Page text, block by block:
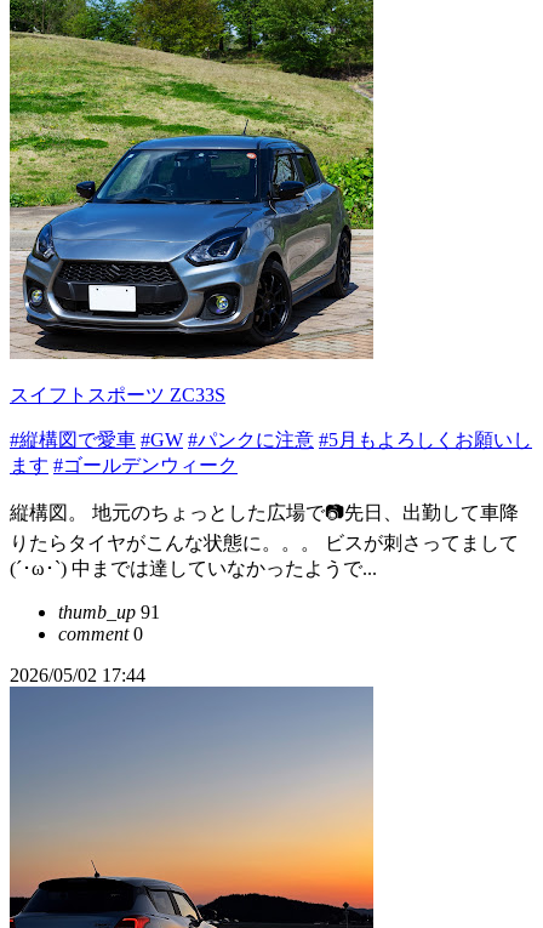
スイフトスポーツ ZC33S
#縦構図で愛車 #GW #パンクに注意 #5月もよろしくお願いし
ます #ゴールデンウィーク
縦構図。 地元のちょっとした広場で📷先日、出勤して車降
りたらタイヤがこんな状態に。。。 ビスが刺さってまして
(´･ω･`) 中までは達していなかったようで...
thumb_up 91
comment0
2026/05/02 17:44